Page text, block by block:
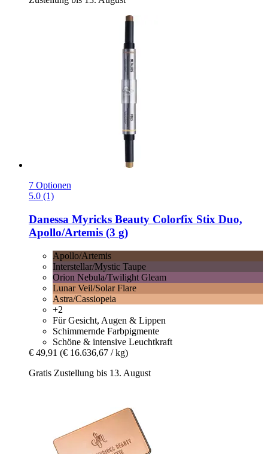
7 Optionen
5.0 (1)
Danessa Myricks Beauty Colorfix Stix Duo,
Apollo/Artemis (3 g)
Apollo/Artemis
Interstellar/Mystic Taupe
Orion Nebula/Twilight Gleam
Lunar Veil/Solar Flare
Astra/Cassiopeia
+2
Für Gesicht, Augen & Lippen
Schimmernde Farbpigmente
Schöne & intensive Leuchtkraft
€ 49,91 (€ 16.636,67 / kg)
Gratis Zustellung bis 13. August